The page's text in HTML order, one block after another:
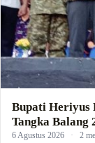
Bupati Heriyus
Tangka Balang
6 Agustus 2026 · 2